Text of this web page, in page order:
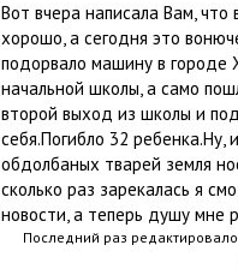
Вот вчера написала Вам, что
хорошо, а сегодня это
подорвало машину в городе
начальной школы, а само
второй выход из школы и
себя.Погибло 32 ребенка.Ну,
обдолбаных тварей земля
сколько раз зарекалась я
новости, а теперь душу мне
Последний раз